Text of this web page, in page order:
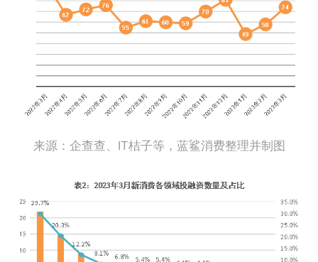
来源：企查查、IT桔子等，蓝鲨消费整理并制图